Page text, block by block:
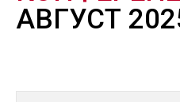
АВГУСТ